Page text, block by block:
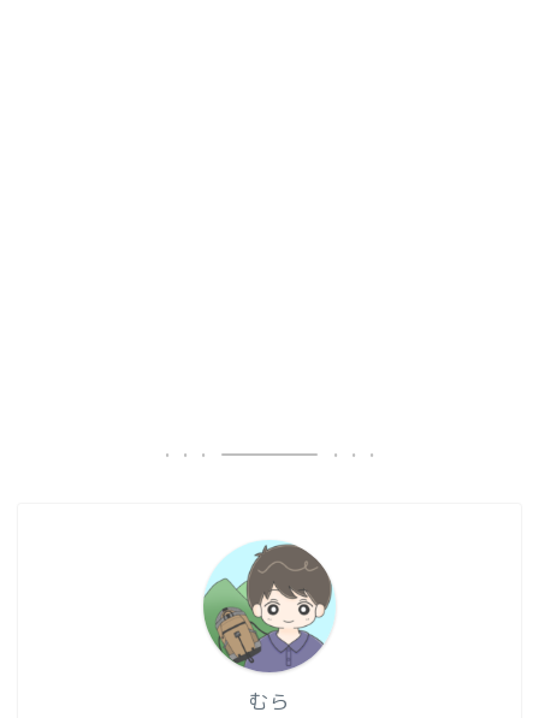
むら